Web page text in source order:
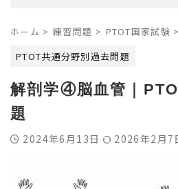
ホーム > 練習問題 > PTOT国家試験 >
PTOT共通分野別過去問題
解剖学④脳血管｜
題
2024年6月13日 2026年2月7